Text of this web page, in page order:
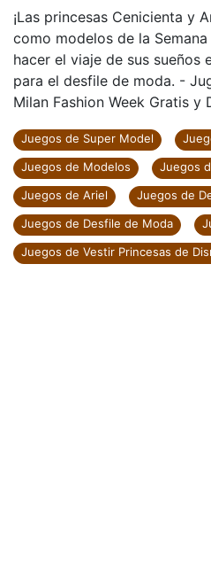
¡Las princesas Cenicienta y
como modelos de la
hacer el viaje de sus sueños
para el desfile de moda. -
Milan Fashion Week Gratis y
Juegos de Super Model
Juegos de Modelos
Juegos
Juegos de Ariel
Juegos de
Juegos de Desfile de Moda
Juegos de Vestir Princesas de